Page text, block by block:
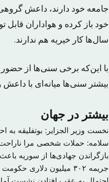
جامعه خود دارند، داعش
خود باز کرده و هواداران
سال‌ها کار خیریه هم ندارند.
با این‌که برخی سنی‌ها از حضور
بیشتر سنی‌ها میانه‌‌ای با داعش
بیشتر در جهان
نخست وزیر الجزایر: بوتفلیقه به احتمال ۹۹ درصد نامزد ریاست
سلامه: حملات شخصی مرا
بازگراندن جهادی‌ها از سوریه
جریمه ۳۰۲ میلیون دلاری حکومت سوریه به دلیل قتل یک خبرنگار